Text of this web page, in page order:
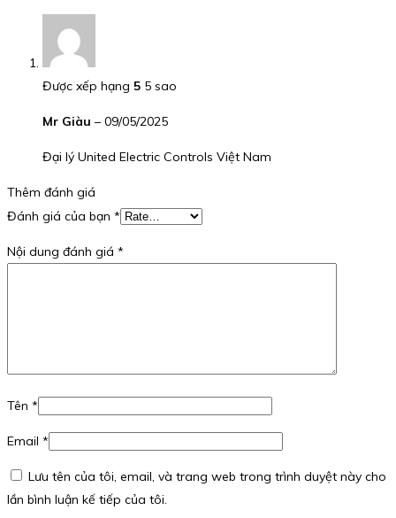
Được xếp hạng 5 5 sao
Mr Giàu – 09/05/2025
Đại lý United Electric Controls Việt Nam
Thêm đánh giá
Đánh giá của bạn *
Nội dung đánh giá *
Tên *
Email *
Lưu tên của tôi, email, và trang web trong trình duyệt này cho
lần bình luận kế tiếp của tôi.